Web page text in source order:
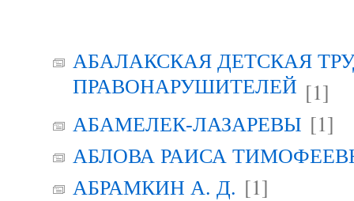
АБАЛАКСКАЯ ДЕТСКАЯ
ПРАВОНАРУШИТЕЛЕЙ [1]
АБАМЕЛЕК-ЛАЗАРЕВЫ [1]
АБЛОВА РАИСА
АБРАМКИН А. Д. [1]